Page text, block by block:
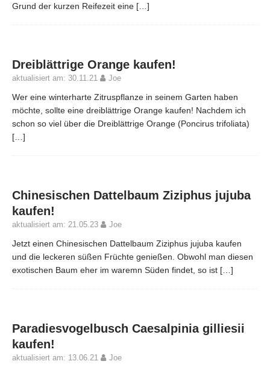
Grund der kurzen Reifezeit eine […]
Dreiblättrige Orange kaufen!
aktualisiert am: 30.11.21 Joe
Wer eine winterharte Zitruspflanze in seinem Garten haben
möchte, sollte eine dreiblättrige Orange kaufen! Nachdem ich
schon so viel über die Dreiblättrige Orange (Poncirus trifoliata)
[…]
Chinesischen Dattelbaum Ziziphus jujuba
kaufen!
aktualisiert am: 21.05.23 Joe
Jetzt einen Chinesischen Dattelbaum Ziziphus jujuba kaufen
und die leckeren süßen Früchte genießen. Obwohl man diesen
exotischen Baum eher im waremn Süden findet, so ist […]
Paradiesvogelbusch Caesalpinia gilliesii
kaufen!
aktualisiert am: 13.06.21 Joe